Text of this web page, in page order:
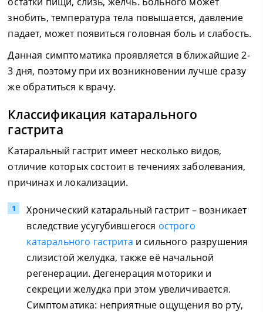
знобить, температура тела повышается, давление
падает, может появиться головная боль и слабость.
Данная симптоматика проявляется в ближайшие 2-
3 дня, поэтому при их возникновении лучше сразу
же обратиться к врачу.
Классификация катарального
гастрита
Катаральный гастрит имеет несколько видов,
отличие которых состоит в течениях заболевания,
причинах и локализации.
Хронический катаральный гастрит – возникает
вследствие усугубившегося острого
катарального гастрита и сильного разрушения
слизистой желудка, также её начальной
регенерации. Дегенерация моторики и
секреции желудка при этом увеличивается.
Симптоматика: неприятные ощущения во рту,